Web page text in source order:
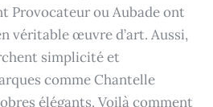
Provocateur ou Aubade ont
véritable œuvre d’art. Aussi,
simplicité et
comme Chantelle
élégants. Voilà comment